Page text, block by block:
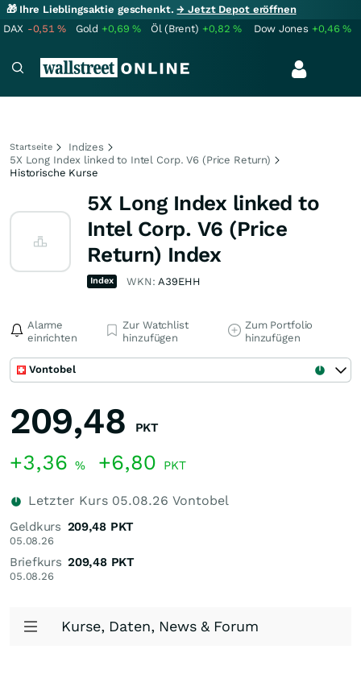
🎁 Ihre Lieblingsaktie geschenkt.→ Jetzt Depot eröffnen
DAX -0,51% Gold +0,69% Öl (Brent) +0,82% Dow Jones +0,46%
Startseite
Indizes
5X Long Index linked to Intel Corp. V6 (Price Return)
Historische Kurse
5X Long Index linked to
Intel Corp. V6 (Price
Return) Index
Index WKN:A39EHH
Alarme
einrichten
Zur Watchlist
hinzufügen
Zum Portfolio
hinzufügen
Vontobel
209,48 PKT
+3,36 % +6,80 PKT
Letzter Kurs 05.08.26 Vontobel
Geldkurs
05.08.26
209,48 PKT
Briefkurs
05.08.26
209,48 PKT
Kurse, Daten, News & Forum